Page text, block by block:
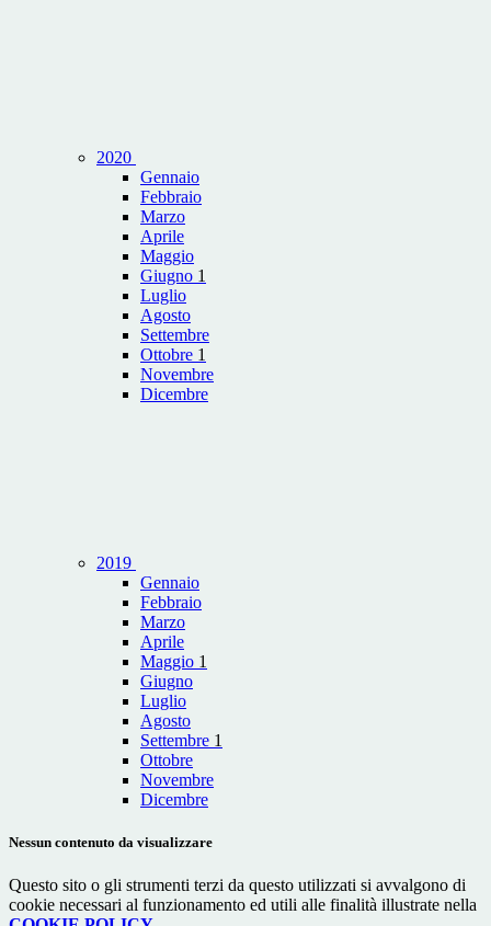
2020
Gennaio
Febbraio
Marzo
Aprile
Maggio
Giugno 1
Luglio
Agosto
Settembre
Ottobre 1
Novembre
Dicembre
2019
Gennaio
Febbraio
Marzo
Aprile
Maggio 1
Giugno
Luglio
Agosto
Settembre 1
Ottobre
Novembre
Dicembre
Nessun contenuto da visualizzare
Questo sito o gli strumenti terzi da questo utilizzati si avvalgono di
cookie necessari al funzionamento ed utili alle finalità illustrate nella